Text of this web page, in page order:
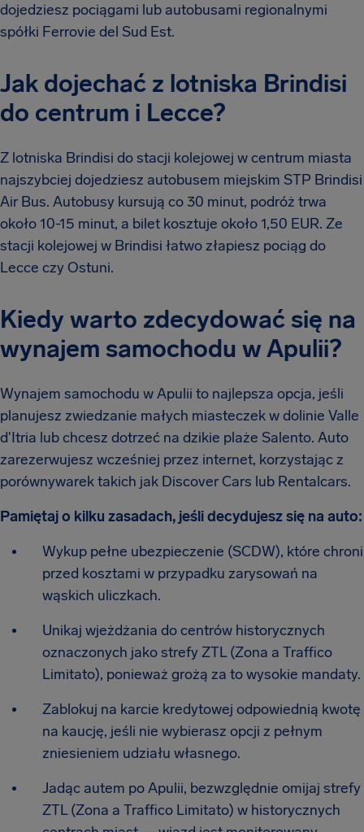
dojedziesz pociągami lub autobusami regionalnymi
spółki Ferrovie del Sud Est.
Jak dojechać z lotniska Brindisi
do centrum i Lecce?
Z lotniska Brindisi do stacji kolejowej w centrum miasta
najszybciej dojedziesz autobusem miejskim STP Brindisi
Air Bus. Autobusy kursują co 30 minut, podróż trwa
około 10-15 minut, a bilet kosztuje około 1,50 EUR. Ze
stacji kolejowej w Brindisi łatwo złapiesz pociąg do
Lecce czy Ostuni.
Kiedy warto zdecydować się na
wynajem samochodu w Apulii?
Wynajem samochodu w Apulii to najlepsza opcja, jeśli
planujesz zwiedzanie małych miasteczek w dolinie Valle
d'Itria lub chcesz dotrzeć na dzikie plaże Salento. Auto
zarezerwujesz wcześniej przez internet, korzystając z
porównywarek takich jak Discover Cars lub Rentalcars.
Pamiętaj o kilku zasadach, jeśli decydujesz się na auto:
Wykup pełne ubezpieczenie (SCDW), które chroni
przed kosztami w przypadku zarysowań na
wąskich uliczkach.
Unikaj wjeżdżania do centrów historycznych
oznaczonych jako strefy ZTL (Zona a Traffico
Limitato), ponieważ grożą za to wysokie mandaty.
Zablokuj na karcie kredytowej odpowiednią kwotę
na kaucję, jeśli nie wybierasz opcji z pełnym
zniesieniem udziału własnego.
Jadąc autem po Apulii, bezwzględnie omijaj strefy
ZTL (Zona a Traffico Limitato) w historycznych